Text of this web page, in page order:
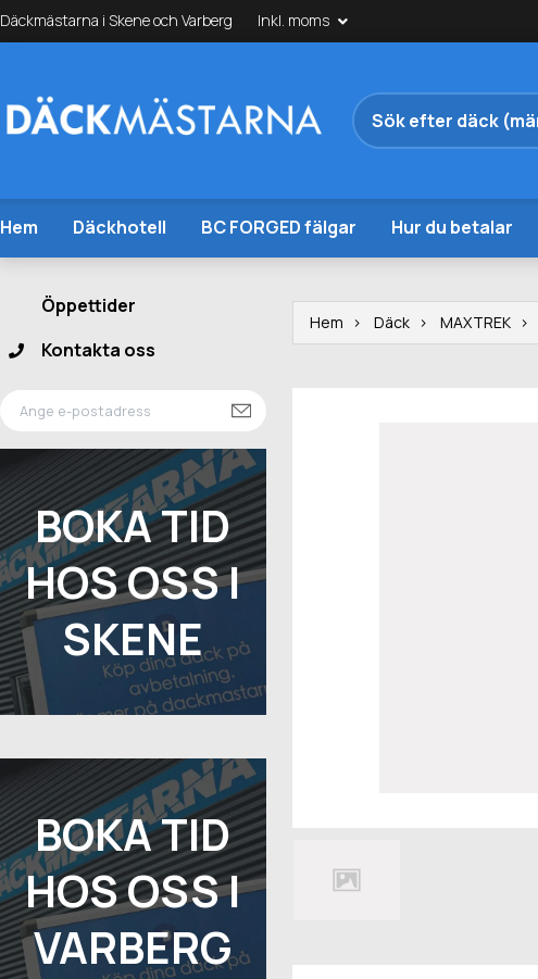
Däckmästarna i Skene och Varberg Inkl. moms
Hem Däckhotell BC FORGED fälgar Hur du betalar
Öppettider
Kontakta oss
BOKA TID
HOS OSS I
SKENE
BOKA TID
HOS OSS I
VARBERG
Hem Däck MAXTREK